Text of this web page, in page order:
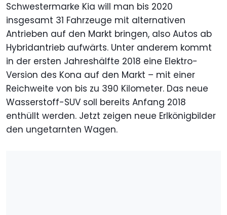
Schwestermarke Kia will man bis 2020
insgesamt 31 Fahrzeuge mit alternativen
Antrieben auf den Markt bringen, also Autos ab
Hybridantrieb aufwärts. Unter anderem kommt
in der ersten Jahreshälfte 2018 eine Elektro-
Version des Kona auf den Markt – mit einer
Reichweite von bis zu 390 Kilometer. Das neue
Wasserstoff-SUV soll bereits Anfang 2018
enthüllt werden. Jetzt zeigen neue Erlkönigbilder
den ungetarnten Wagen.